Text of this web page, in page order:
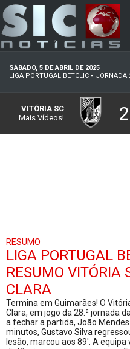
SÁBADO, 5 DE ABRIL DE 2025
LIGA PORTUGAL BETCLIC - JORNADA
VITÓRIA SC
Mais Vídeos!
2
RESUMO
LIGA PORTUGAL
RESUMO VITÓRIA
CLARA
Termina em Guimarães! O
Clara, em jogo da 28.ª jornada
a fechar a partida, João
minutos, Gustavo Silva
lesão, marcou aos 89'. A